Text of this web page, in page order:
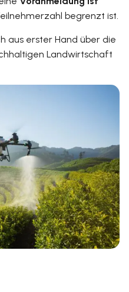
begrenzt ist.
aus erster Hand über die
Landwirtschaft